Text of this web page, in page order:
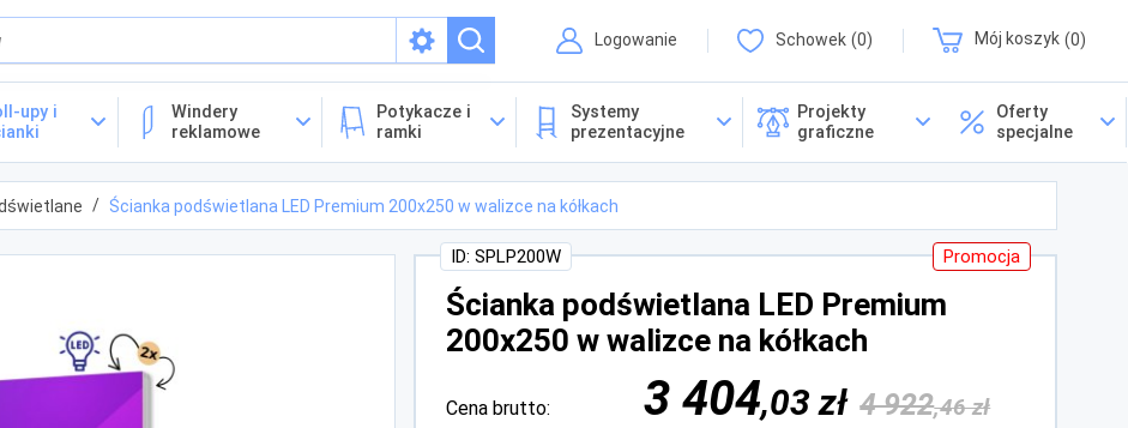
w opisach
Logowanie Schowek 0 Mój koszyk 0
upy i
Windery
reklamowe
Potykacze i
ramki
Systemy
prezentacyjne
Projekty
graficzne
Oferty
specjalne
Ścianka podświetlana LED Premium 200x250 w walizce na kółkach
Ścianka podświetlana LED Premium
200x250 w walizce na kółkach
ID: SPLP200W Promocja
Cena brutto: 3 404,03 zł 4 922,46 zł